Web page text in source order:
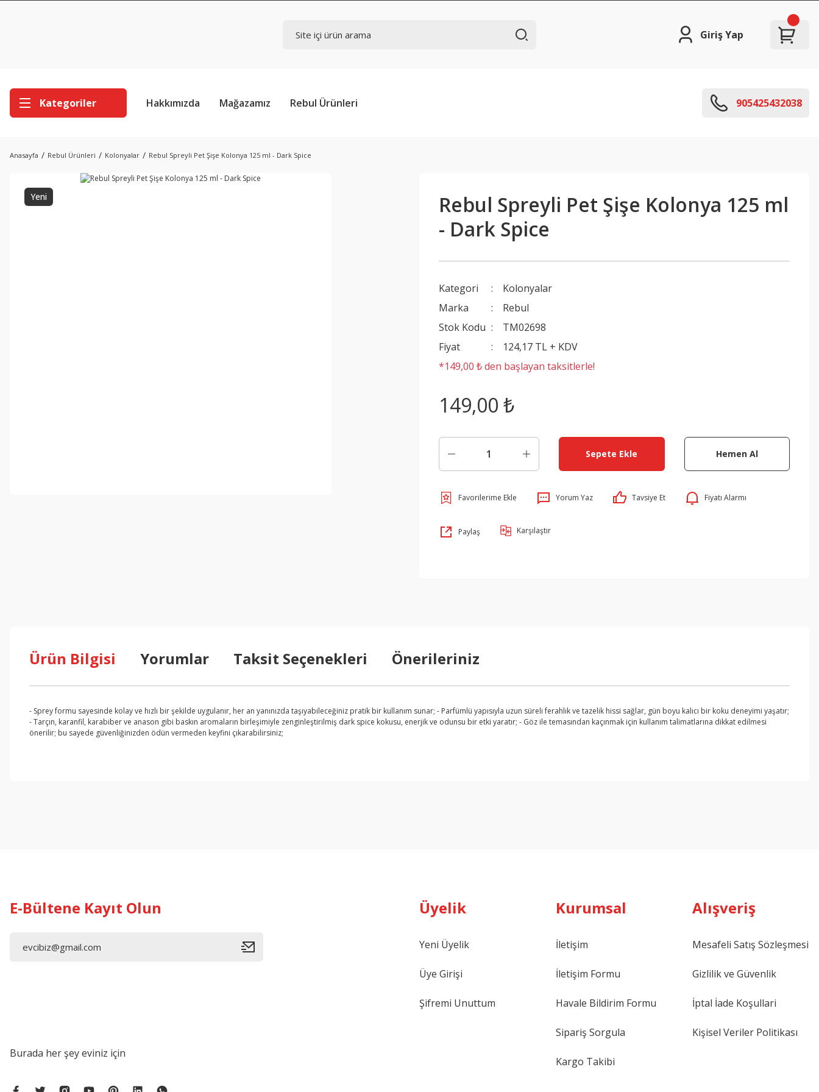
Giriş Yap
Kategoriler Hakkımızda Mağazamız Rebul Ürünleri 905425432038
Anasayfa Rebul Ürünleri Kolonyalar Rebul Spreyli Pet Şişe Kolonya 125 ml - Dark Spice
Yeni
Rebul Spreyli Pet Şişe Kolonya 125 ml
- Dark Spice
Kategori
Kolonyalar
Marka
Rebul
Stok Kodu
TM02698
Fiyat
124,17 TL + KDV
*149,00 ₺ den başlayan taksitlerle!
149,00 ₺
Sepete Ekle Hemen Al
Yorum Yaz Tavsiye Et Fiyatı Alarmı
Paylaş Karşılaştır
Ürün Bilgisi Yorumlar Taksit Seçenekleri Önerileriniz
- Sprey formu sayesinde kolay ve hızlı bir şekilde uygulanır, her an yanınızda taşıyabileceğiniz pratik bir kullanım sunar; - Parfümlü yapısıyla uzun süreli ferahlık ve tazelik hissi sağlar, gün boyu kalıcı bir koku deneyimi yaşatır;
- Tarçın, karanfil, karabiber ve anason gibi baskın aromaların birleşimiyle zenginleştirilmiş dark spice kokusu, enerjik ve odunsu bir etki yaratır; - Göz ile temasından kaçınmak için kullanım talimatlarına dikkat edilmesi
önerilir; bu sayede güvenliğinizden ödün vermeden keyfini çıkarabilirsiniz;
E-Bültene Kayıt Olun
Burada her şey eviniz için
Üyelik
Yeni Üyelik
Üye Girişi
Şifremi Unuttum
Kurumsal
İletişim
İletişim Formu
Havale Bildirim Formu
Sipariş Sorgula
Kargo Takibi
Alışveriş
Mesafeli Satış Sözleşmesi
Gizlilik ve Güvenlik
İptal İade Koşullari
Kişisel Veriler Politikası